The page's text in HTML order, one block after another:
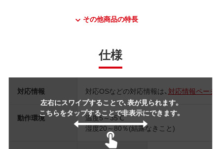
その他商品の特長
仕様
左右にスワイプすることで、表が見られます。
こちらをタップすることで非表示にできます。
対応情報 対応OSなどの対応情報は、 対応情報ページ
動作環境
温度5～35℃
湿度20～80％(結露なきこと)